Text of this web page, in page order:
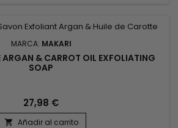
MARCA: MAKARI
ARGAN & CARROT OIL EXFOLIATING
SOAP
27,98 €
 Añadir al carrito